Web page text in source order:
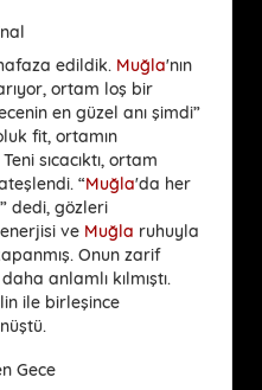
edildik. Muğla'nın
ortam loş bir
en güzel anı şimdi”
fit, ortamın
sıcacıktı, ortam
“Muğla'da her
dedi, gözleri
ve Muğla ruhuyla
Onun zarif
anlamlı kılmıştı.
ile birleşince
Gece